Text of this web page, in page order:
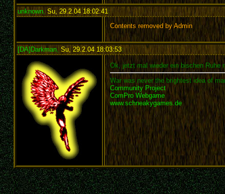
unknown, Su, 29.2.04 18:02:41 :
Contents removed by Admin
[DA]Darkman, Su, 29.2.04 18:03:53:
Ok, jetzt mal wieder ein bischen Ruhe
War was never the brightest idea of
Community Project
ComPro Webgame
www.schneakygames.de